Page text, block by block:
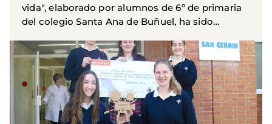
vida", elaborado por alumnos de 6º de primaria
del colegio Santa Ana de Buñuel, ha sido
del festival de...